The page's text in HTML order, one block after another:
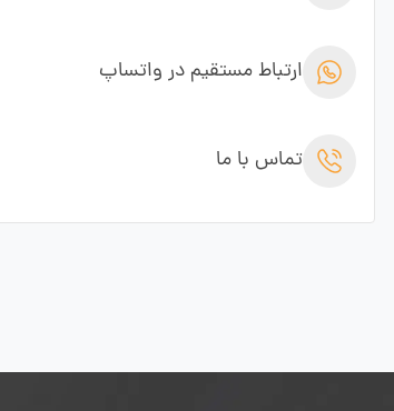
ارتباط مستقیم در واتساپ
تماس با ما